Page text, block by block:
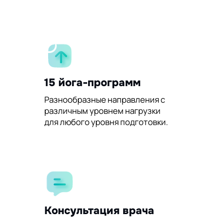
15 йога-программ
Разнообразные направления с
различным уровнем нагрузки
для любого уровня подготовки.
Консультация врача